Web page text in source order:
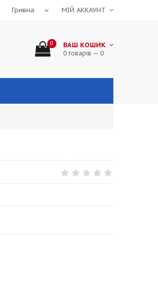
МІЙ АККАУНТ
0 ВАШ КОШИК
0 товарів — 0